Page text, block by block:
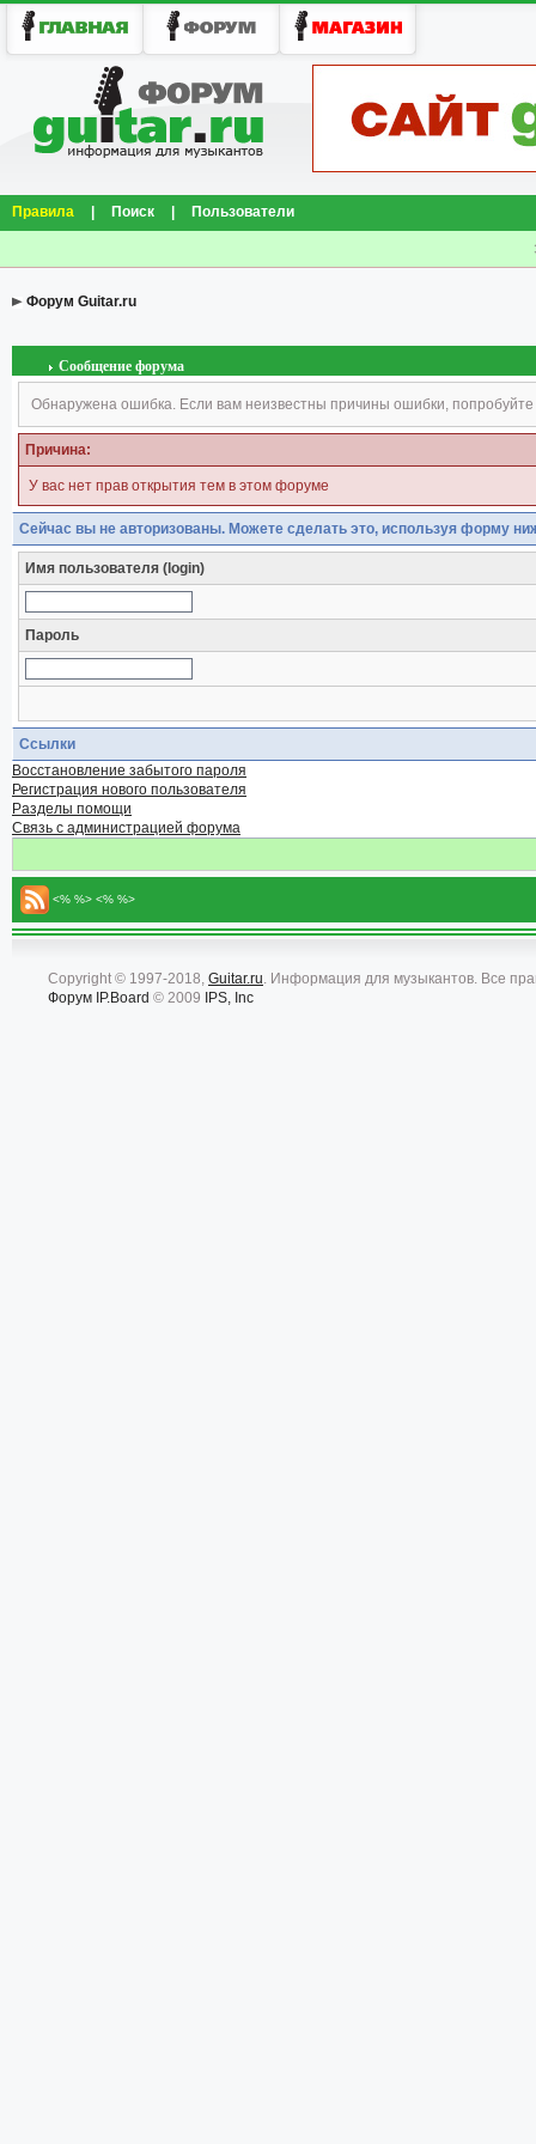
Правила Поиск Пользователи
Форум Guitar.ru
Сообщение форума
Обнаружена ошибка. Если вам неизвестны причины ошибки, попробуйте
Причина:
У вас нет прав открытия тем в этом форуме
Сейчас вы не авторизованы. Можете сделать это, используя форму
Имя пользователя (login)
Пароль
Ссылки
Восстановление забытого пароля
Регистрация нового пользователя
Разделы помощи
Связь с администрацией форума
<% %> <% %>
Copyright © 1997-2018, Guitar.ru. Информация для музыкантов. Все
Форум IP.Board © 2009 IPS, Inc